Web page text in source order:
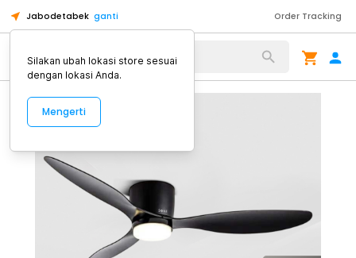
Jabodetabek ganti Order Tracking
Alat Kopi
Silakan ubah lokasi store sesuai
dengan lokasi Anda.
Mengerti